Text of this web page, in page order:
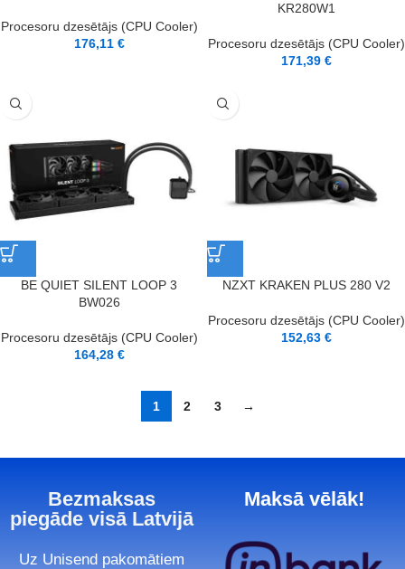
Procesoru dzesētājs (CPU Cooler)
176,11 €
KR280W1
Procesoru dzesētājs (CPU Cooler)
171,39 €
BE QUIET SILENT LOOP 3
BW026
Procesoru dzesētājs (CPU Cooler)
164,28 €
NZXT KRAKEN PLUS 280 V2
Procesoru dzesētājs (CPU Cooler)
152,63 €
1 2 3 →
Bezmaksas
piegāde visā Latvijā
Uz Unisend pakomātiem
Maksā vēlāk!